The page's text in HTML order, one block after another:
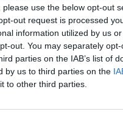
use the below opt-out
out request is processed
information utilized by us
out. You may separately
parties on the IAB’s list of
by us to third parties on the
to other third parties.
Saškevečina
ki jih narekuje
je delež